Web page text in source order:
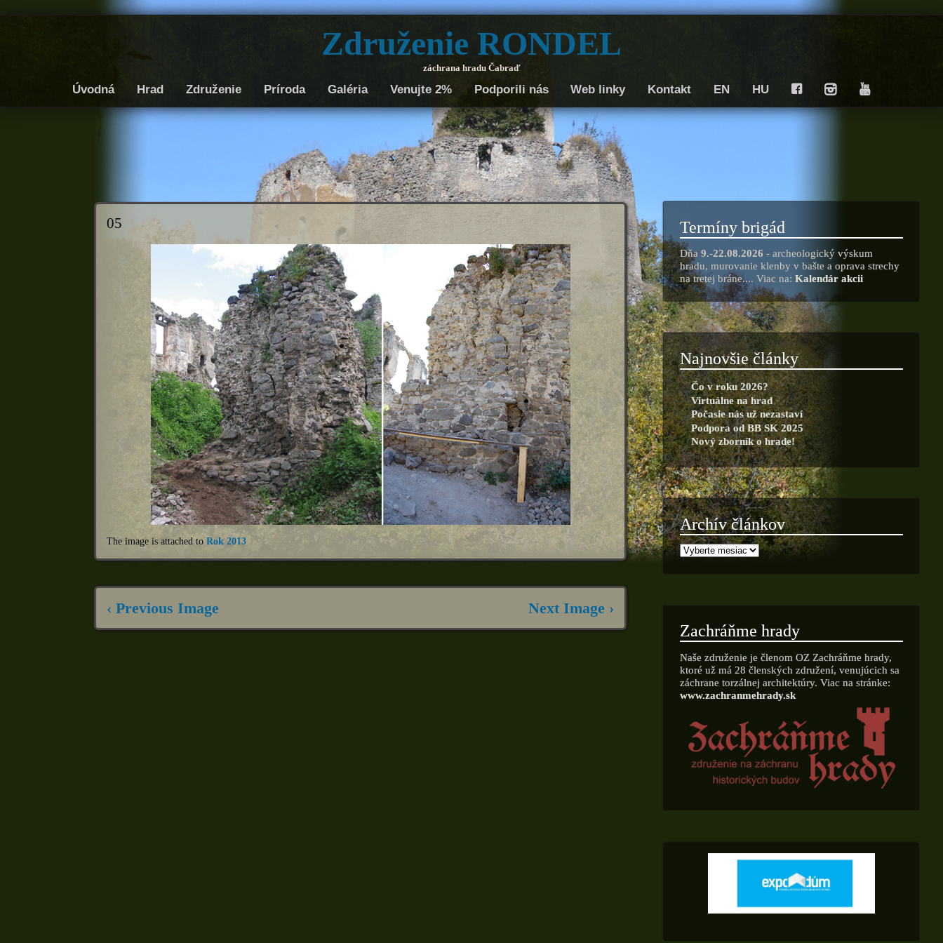
Združenie RONDEL
záchrana hradu Čabraď
Úvodná Hrad Združenie Príroda Galéria Venujte 2% Podporili nás Web linky Kontakt EN HU F I Y
05
The image is attached toRok 2013
‹ Previous Image Next Image ›
Termíny brigád
Dňa9.-22.08.2026 - archeologický výskum
hradu, murovanie klenby v bašte a oprava strechy
na tretej bráne.... Viac na:Kalendár akcii
Najnovšie články
Čo v roku 2026?
Virtuálne na hrad
Počasie nás už nezastaví
Podpora od BB SK 2025
Nový zborník o hrade!
Archív článkov
Zachráňme hrady
Naše združenie je členom OZ Zachráňme hrady,
ktoré už má 28 členských združení, venujúcich sa
záchrane torzálnej architektúry. Viac na stránke:
www.zachranmehrady.sk